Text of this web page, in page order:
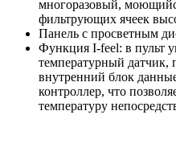
многоразовый,
фильтрующих ячеек
Панель с просветным
Функция I-feel: в пульт
температурный датчик,
внутренний блок
контроллер, что
температуру